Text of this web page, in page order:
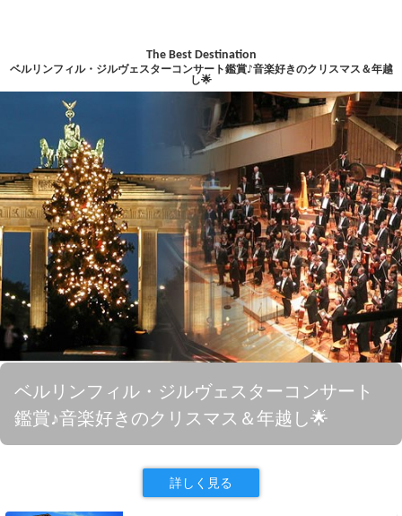
The Best Destination
ベルリンフィル・ジルヴェスターコンサート鑑賞♪音楽好きのクリスマス＆年越
し🌟
ベルリンフィル・ジルヴェスターコンサート
鑑賞♪音楽好きのクリスマス＆年越し🌟
詳しく見る